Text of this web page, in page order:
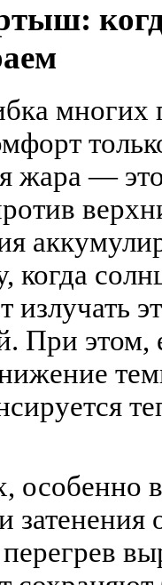
жара —
когда
излучать
При этом,
особенно
затенения